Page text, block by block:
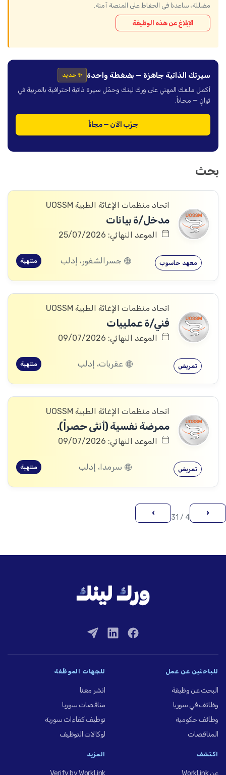
مضللة، ساعدنا في الحفاظ على المنصة آمنة.
الإبلاغ عن هذه الوظيفة
سيرتك الذاتية جاهزة — بضغطة واحدة ✨ جديد
أكمل ملفك المهني على ورك لينك وحمّل سيرة ذاتية احترافية بالعربية في
ثوانٍ — مجاناً.
جرّب الآن — مجاناً
بحث
اتحاد منظمات الإغاثة الطبية UOSSM
مدخل/ة بيانات
الموعد النهائي: 25/07/2026
معهد حاسوب جسرالشغور، إدلب منتهية
اتحاد منظمات الإغاثة الطبية UOSSM
فني/ة عملييات
الموعد النهائي: 09/07/2026
تمريض عقربات، إدلب منتهية
اتحاد منظمات الإغاثة الطبية UOSSM
ممرضة نفسية (أنثى حصراً).
الموعد النهائي: 09/07/2026
تمريض سرمدا، إدلب منتهية
‹
4 / 31
›
للباحثين عن عمل
البحث عن وظيفة
وظائف في سوريا
وظائف حكومية
المناقصات
للجهات الموظِّفة
انشر معنا
مناقصات سوريا
توظيف كفاءات سورية
لوكالات التوظيف
اكتشف المزيد